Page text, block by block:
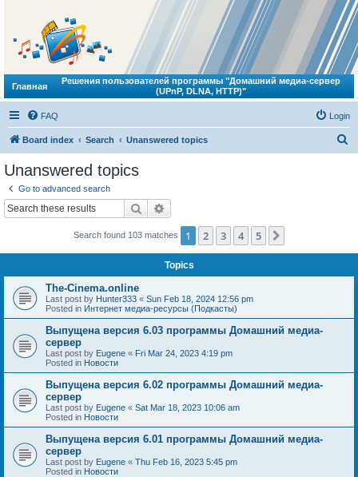
Главная
Решения пользователей программы "Домашний медиа-сервер
(UPnP, DLNA, HTTP)"
FAQ Login
Board index Search Unanswered topics
Unanswered topics
Go to advanced search
Search
Search found 103 matches 1 2 3 4 5
Topics
The-Cinema.online
Last post by Hunter333 « Sun Feb 18, 2024 12:56 pm
Posted in Интернет медиа-ресурсы (Подкасты)
Выпущена версия 6.03 программы Домашний медиа-
сервер
Last post by Eugene « Fri Mar 24, 2023 4:19 pm
Posted in Новости
Выпущена версия 6.02 программы Домашний медиа-
сервер
Last post by Eugene « Sat Mar 18, 2023 10:06 am
Posted in Новости
Выпущена версия 6.01 программы Домашний медиа-
сервер
Last post by Eugene « Thu Feb 16, 2023 5:45 pm
Posted in Новости